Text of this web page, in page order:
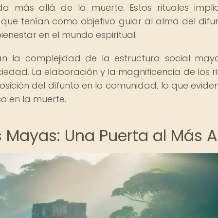
más allá de la muerte. Estos rituales
tenían como objetivo guiar al alma del
en el mundo espiritual.
la complejidad de la estructura social
La elaboración y la magnificencia de los
del difunto en la comunidad, lo que
en la muerte.
Una Puerta al Más